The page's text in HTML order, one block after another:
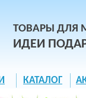
ТОВАРЫ ДЛЯ
ИДЕИ
КАТАЛОГ